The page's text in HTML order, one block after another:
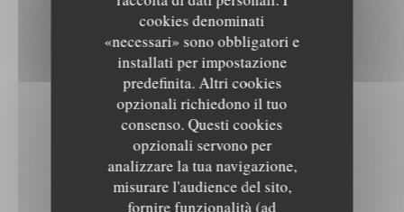
cookies denominati
«necessari» sono obbligatori e
installati per impostazione
predefinita. Altri cookies
opzionali richiedono il tuo
consenso. Questi cookies
opzionali servono per
analizzare la tua navigazione,
misurare l'audience del sito,
fornire funzionalità (ad